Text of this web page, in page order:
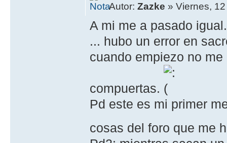
Autor:Zazke » Viernes,
A mi me a pasado
... hubo un error en
cuando empiezo no
compuertas.
Pd este es mi primer
cosas del foro que me